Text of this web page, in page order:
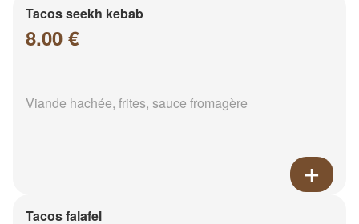
Tacos seekh kebab
8.00 €
Viande hachée, frites, sauce fromagère
Tacos falafel